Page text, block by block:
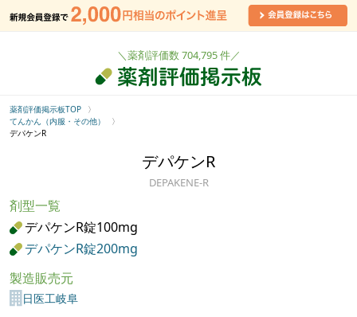
＼薬剤評価数 704,795 件／
薬剤評価掲示板TOP
てんかん（内服・その他）
デパケンR
デパケンR
DEPAKENE-R
剤型一覧
デパケンR錠100mg
デパケンR錠200mg
製造販売元
日医工岐阜